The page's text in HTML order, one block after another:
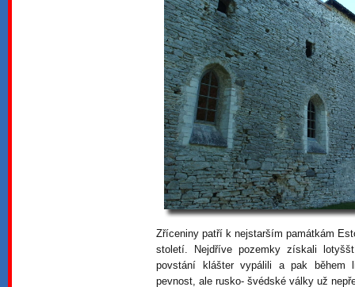
Zříceniny patří k nejstarším památkám
století. Nejdříve pozemky získali
povstání klášter vypálili a pak během
pevnost, ale rusko- švédské války už